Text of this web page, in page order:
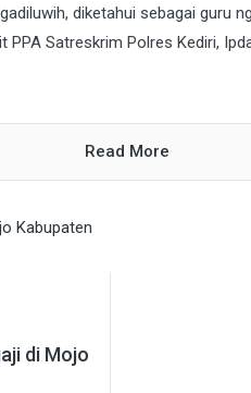
diketahui sebagai guru
Satreskrim Polres Kediri,
Read More
di Mojo